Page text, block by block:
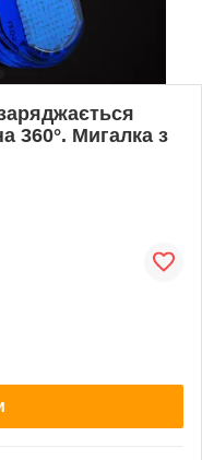
360°. Мигалка з